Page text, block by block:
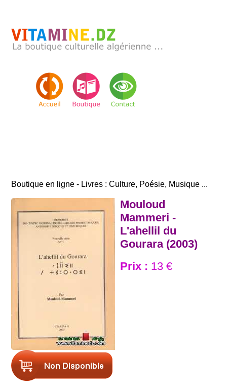
Boutique en ligne - Livres : Culture, Poésie, Musique ...
Mouloud
Mammeri -
L'ahellil du
Gourara (2003)
Prix : 13 €